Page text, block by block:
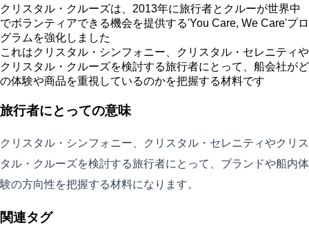
クリスタル・クルーズは、2013年に旅行者とクルーが世界中
でボランティアできる機会を提供する'You Care, We Care'プロ
グラムを強化しました
これはクリスタル・シンフォニー、クリスタル・セレニティや
クリスタル・クルーズを検討する旅行者にとって、船会社がど
の体験や商品を重視しているのかを把握する材料です
旅行者にとっての意味
クリスタル・シンフォニー、クリスタル・セレニティやクリス
タル・クルーズを検討する旅行者にとって、ブランドや船内体
験の方向性を把握する材料になります。
関連タグ